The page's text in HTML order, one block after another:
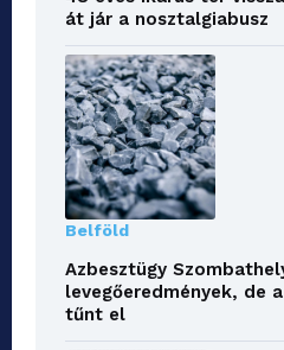
át jár a nosztalgiabusz
Belföld
Azbesztügy
levegőeredmények, de
tűnt el